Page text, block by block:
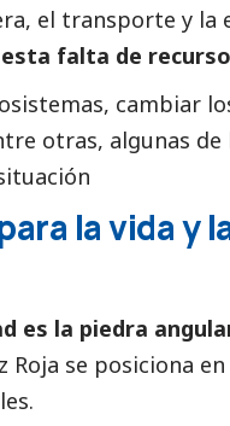
el transporte y la
esta falta de
cambiar
otras, algunas de
la vida y
es la piedra
Roja se posiciona